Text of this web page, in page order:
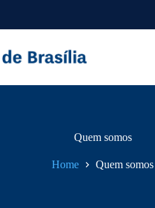
Quem somos
Home Quem somos